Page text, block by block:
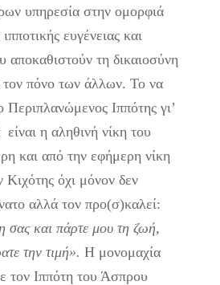
υπηρεσία στην ομορφιά
ευγένειας και
αποκαθιστούν τη δικαιοσύνη
τον πόνο των άλλων. Το να
Ιππότης γι’
η αληθινή νίκη του
και από την εφήμερη νίκη
όχι μόνον δεν
αλλά τον προ(σ)καλεί:
σας και πάρτε μου τη ζωή,
την τιμή». Η μονομαχία
τον Ιππότη του Άσπρου